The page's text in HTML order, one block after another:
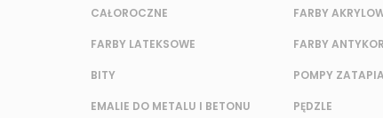
CAŁOROCZNE
FARBY LATEKSOWE
BITY
EMALIE DO METALU I BETONU
FARBY
FARBY
POMPY
PĘDZLE